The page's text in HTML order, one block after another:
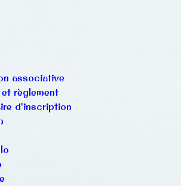
associative
règlement
d'inscription